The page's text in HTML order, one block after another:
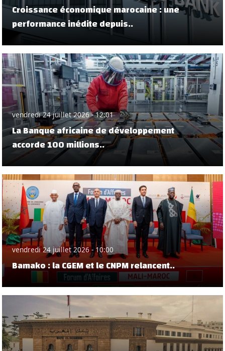
Croissance économique marocaine : une
performance inédite depuis..
vendredi 24 juillet 2026 - 12:01
La Banque africaine de développement
accorde 100 millions..
vendredi 24 juillet 2026 - 10:00
Bamako : la CGEM et le CNPM relancent..